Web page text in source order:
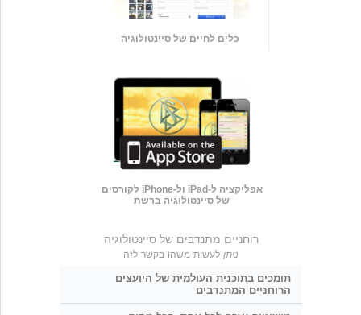
כלים לחיים של סיינטולוגיה
אפליקציה ל-iPad ול-iPhone לקורסים
של סיינטולוגיה ברשת
רוחניים מתנדבים של סיינטולוגיה
ניתן לעשות משהו בקשר לזה
תומכים בתוכנית העולמית של היועצים
הרוחניים המתנדבים